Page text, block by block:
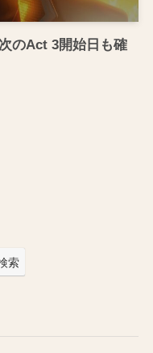
のAct 3開始日も確
索